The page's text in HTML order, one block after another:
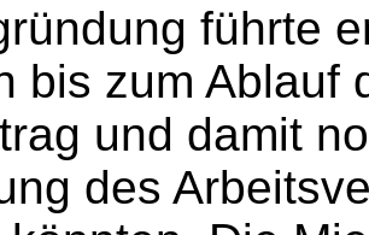
führte
bis zum Ablauf
und damit
des